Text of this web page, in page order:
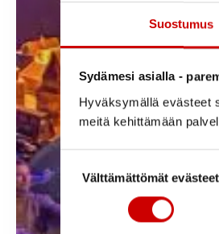
Suostumus
Sydämesi asialla -
Hyväksymällä evästeet
meitä kehittämään
Välttämättömät evästeet